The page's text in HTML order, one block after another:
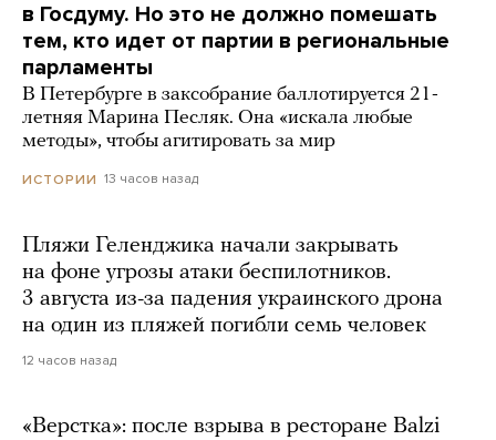
в Госдуму. Но это не должно помешать
тем, кто идет от партии в региональные
парламенты
В Петербурге в заксобрание баллотируется 21-
летняя Марина Песляк. Она «искала любые
методы», чтобы агитировать за мир
ИСТОРИИ 13 часов назад
Пляжи Геленджика начали закрывать
на фоне угрозы атаки беспилотников.
3 августа из-за падения украинского дрона
на один из пляжей погибли семь человек
12 часов назад
«Верстка»: после взрыва в ресторане Balzi